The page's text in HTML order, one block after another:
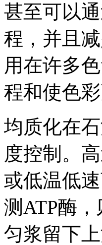
甚至可以
程，并且
用在许多
程和使色彩
均质化在
度控制。
或低温低
测ATP酶
匀浆留下